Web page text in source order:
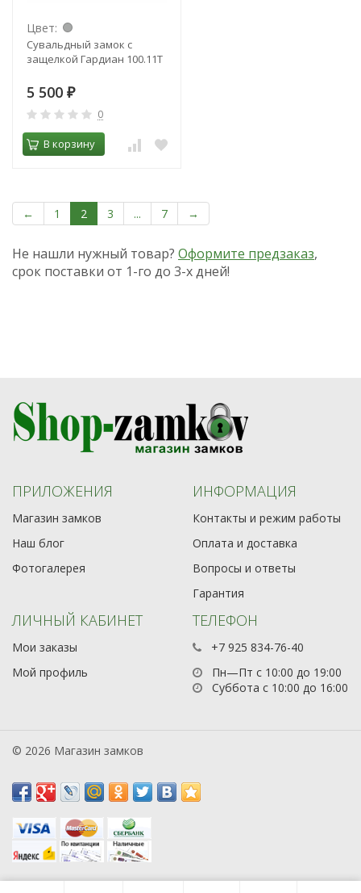
Цвет:
Сувальдный замок с
защелкой Гардиан 100.11Т
5 500 ₽
0
В корзину
← 1 2 3 ... 7 →
Не нашли нужный товар? Оформите предзаказ,
срок поставки от 1-го до 3-х дней!
ПРИЛОЖЕНИЯ
Магазин замков
Наш блог
Фотогалерея
ИНФОРМАЦИЯ
Контакты и режим работы
Оплата и доставка
Вопросы и ответы
Гарантия
ЛИЧНЫЙ КАБИНЕТ
Мои заказы
Мой профиль
ТЕЛЕФОН
+7 925 834-76-40
Пн—Пт с 10:00 до 19:00
Суббота с 10:00 до 16:00
© 2026 Магазин замков